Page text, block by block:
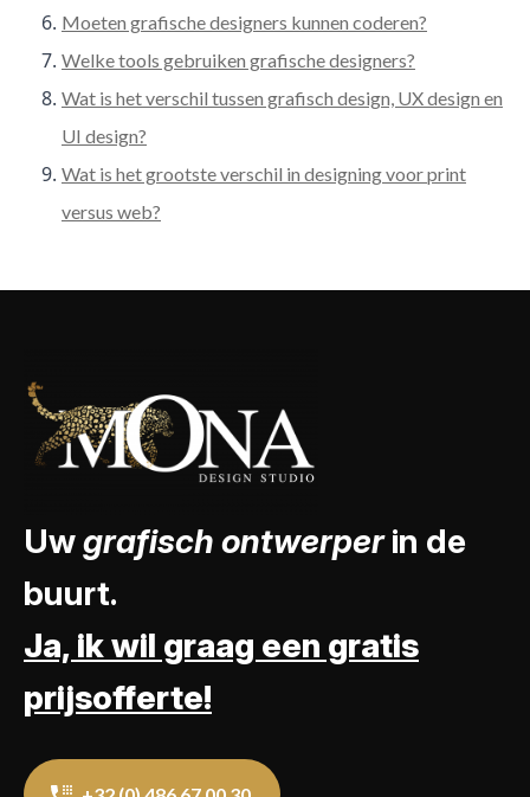
Moeten grafische designers kunnen coderen?
Welke tools gebruiken grafische designers?
Wat is het verschil tussen grafisch design, UX design en
UI design?
Wat is het grootste verschil in designing voor print
versus web?
Uwgrafisch ontwerperin de
buurt.
Ja, ik wil graag een gratis
prijsofferte!